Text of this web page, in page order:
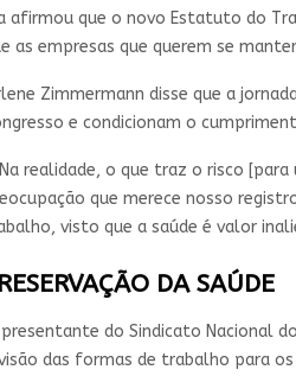
afirmou que o novo Estatuto do
as empresas que querem se
Zimmermann disse que a
e condicionam o
realidade, o que traz o risco
que merece nosso
visto que a saúde é valor
DA SAÚDE
do Sindicato Nacional
das formas de trabalho para